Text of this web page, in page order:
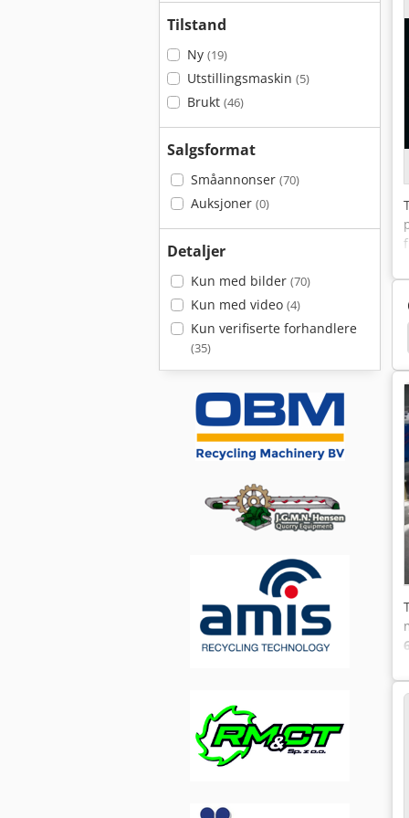
Tilstand
Ny (19)
Utstillingsmaskin (5)
Brukt (46)
Salgsformat
Småannonser (70)
Auksjoner (0)
Detaljer
Kun med bilder (70)
Kun med video (4)
Kun verifiserte forhandlere
(35)
Wagner Airless Wagner Eddy